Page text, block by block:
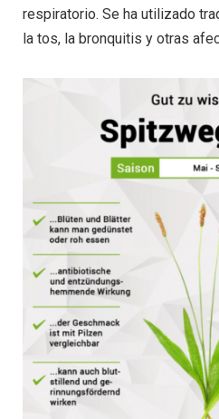
respiratorio. Se ha utilizado
la tos, la bronquitis y otras